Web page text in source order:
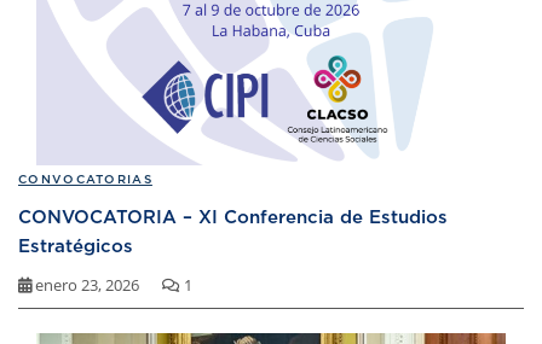
CONVOCATORIAS
CONVOCATORIA – XI Conferencia de Estudios
Estratégicos
enero 23, 2026 1